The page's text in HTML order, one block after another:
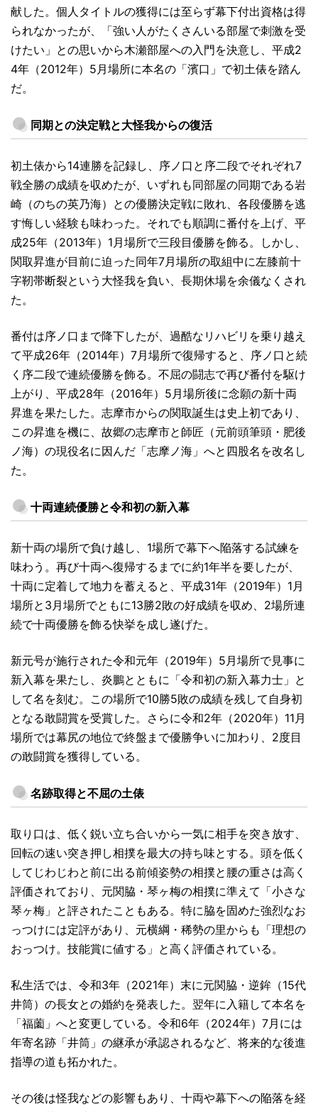
献した。個人タイトルの獲得には至らず幕下付出資格は得
られなかったが、「強い人がたくさんいる部屋で刺激を受
けたい」との思いから木瀬部屋への入門を決意し、平成2
4年（2012年）5月場所に本名の「濱口」で初土俵を踏ん
だ。
同期との決定戦と大怪我からの復活
初土俵から14連勝を記録し、序ノ口と序二段でそれぞれ7
戦全勝の成績を収めたが、いずれも同部屋の同期である岩
崎（のちの英乃海）との優勝決定戦に敗れ、各段優勝を逃
す悔しい経験も味わった。それでも順調に番付を上げ、平
成25年（2013年）1月場所で三段目優勝を飾る。しかし、
関取昇進が目前に迫った同年7月場所の取組中に左膝前十
字靭帯断裂という大怪我を負い、長期休場を余儀なくされ
た。
番付は序ノ口まで降下したが、過酷なリハビリを乗り越え
て平成26年（2014年）7月場所で復帰すると、序ノ口と続
く序二段で連続優勝を飾る。不屈の闘志で再び番付を駆け
上がり、平成28年（2016年）5月場所後に念願の新十両
昇進を果たした。志摩市からの関取誕生は史上初であり、
この昇進を機に、故郷の志摩市と師匠（元前頭筆頭・肥後
ノ海）の現役名に因んだ「志摩ノ海」へと四股名を改名し
た。
十両連続優勝と令和初の新入幕
新十両の場所で負け越し、1場所で幕下へ陥落する試練を
味わう。再び十両へ復帰するまでに約1年半を要したが、
十両に定着して地力を蓄えると、平成31年（2019年）1月
場所と3月場所でともに13勝2敗の好成績を収め、2場所連
続で十両優勝を飾る快挙を成し遂げた。
新元号が施行された令和元年（2019年）5月場所で見事に
新入幕を果たし、炎鵬とともに「令和初の新入幕力士」と
して名を刻む。この場所で10勝5敗の成績を残して自身初
となる敢闘賞を受賞した。さらに令和2年（2020年）11月
場所では幕尻の地位で終盤まで優勝争いに加わり、2度目
の敢闘賞を獲得している。
名跡取得と不屈の土俵
取り口は、低く鋭い立ち合いから一気に相手を突き放す、
回転の速い突き押し相撲を最大の持ち味とする。頭を低く
してじわじわと前に出る前傾姿勢の相撲と腰の重さは高く
評価されており、元関脇・琴ヶ梅の相撲に準えて「小さな
琴ヶ梅」と評されたこともある。特に脇を固めた強烈なお
っつけには定評があり、元横綱・稀勢の里からも「理想の
おっつけ。技能賞に値する」と高く評価されている。
私生活では、令和3年（2021年）末に元関脇・逆鉾（15代
井筒）の長女との婚約を発表した。翌年に入籍して本名を
「福薗」へと変更している。令和6年（2024年）7月には
年寄名跡「井筒」の継承が承認されるなど、将来的な後進
指導の道も拓かれた。
その後は怪我などの影響もあり、十両や幕下への陥落を経